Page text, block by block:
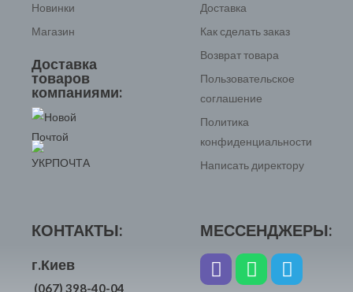
Новинки
Магазин
Доставка
товаров
компаниями:
Доставка
Как сделать заказ
Возврат товара
Пользовательское
соглашение
Политика
конфиденциальности
Написать директору
КОНТАКТЫ:
г.Киев
(067) 398-40-04
МЕССЕНДЖЕРЫ: